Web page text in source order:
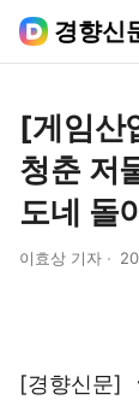
경향신
[게임산
청춘 저
도네 돌
이효상 기자
[경향신문]